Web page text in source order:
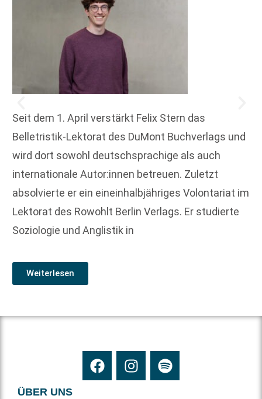
Seit dem 1. April verstärkt Felix Stern das
Belletristik-Lektorat des DuMont Buchverlags und
wird dort sowohl deutschsprachige als auch
internationale Autor:innen betreuen. Zuletzt
absolvierte er ein eineinhalbjähriges Volontariat im
Lektorat des Rowohlt Berlin Verlags. Er studierte
Soziologie und Anglistik in
Weiterlesen
ÜBER UNS